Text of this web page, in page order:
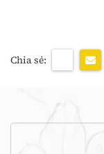
Chia sẻ: